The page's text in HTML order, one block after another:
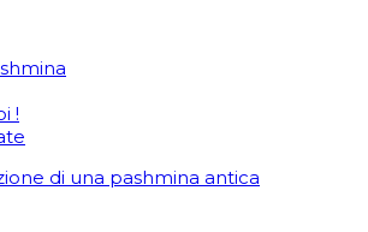
!
di una pashmina antica